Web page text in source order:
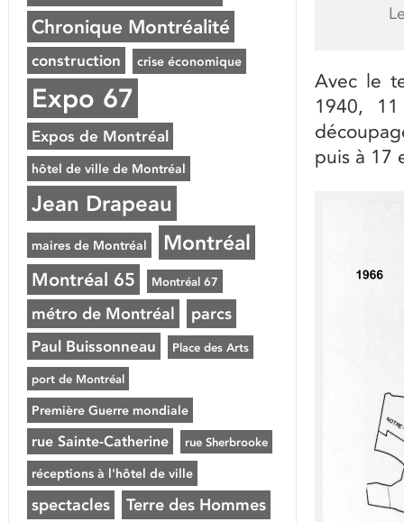
Avec le
1940, 11
puis à 17
Chronique Montréalité
construction crise économique
Expo 67
Expos de Montréal
hôtel de ville de Montréal
Jean Drapeau
maires de Montréal Montréal
Montréal 65 Montréal 67
métro de Montréal parcs
Paul Buissonneau Place des Arts
port de Montréal
Première Guerre mondiale
rue Sainte-Catherine rue Sherbrooke
réceptions à l'hôtel de ville
spectacles Terre des Hommes